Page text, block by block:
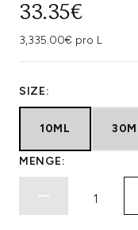
33.35€
3,335.00€ pro L
SIZE:
10ML
MENGE: